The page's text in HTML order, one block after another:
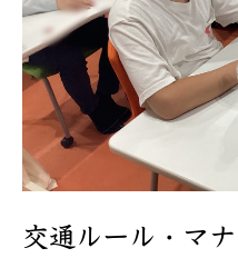
交通ルール・マ